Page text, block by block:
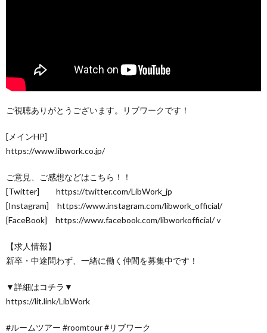
ご視聴ありがとうございます。リブワークです！
[メインHP]
https://www.libwork.co.jp/​
ご意見、ご感想などはこちら！！
[Twitter] https://twitter.com/LibWork_jp
[Instagram] https://www.instagram.com/libwork_official/
[FaceBook] https://www.facebook.com/libworkofficial/ｖ
【求人情報】
新卒・中途問わず、一緒に働く仲間を募集中です！
▼詳細はコチラ▼
https://lit.link/LibWork
#ルームツアー #roomtour #リブワーク